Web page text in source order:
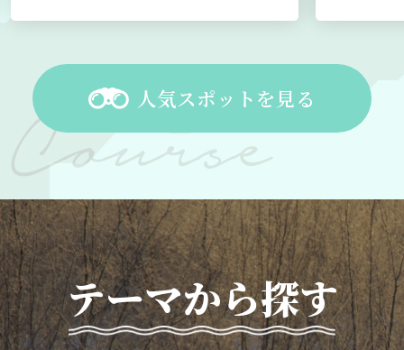
人気スポットを見る
テーマから探す